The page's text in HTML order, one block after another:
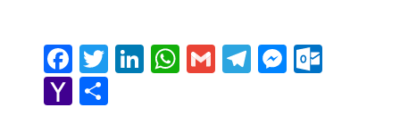
F
a
c
T
w
itt
Li W G T M O
Y C